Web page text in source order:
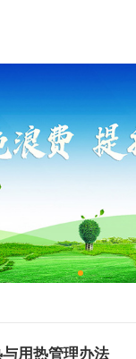
用热管理办法